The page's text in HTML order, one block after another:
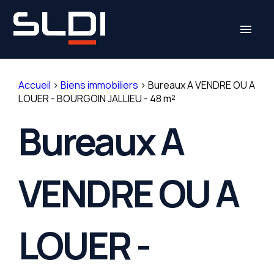
menu
Accueil > Biens immobiliers > Bureaux A VENDRE OU A
LOUER - BOURGOIN JALLIEU - 48 m²
Bureaux A
VENDRE OU A
LOUER -